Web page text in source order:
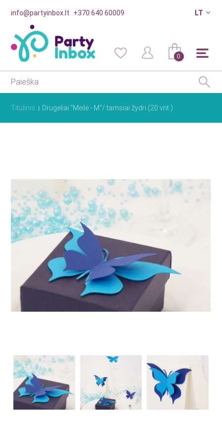
info@partyinbox.lt +370 640 60009 LT
0
Titulinis Drugeliai "Meilė - M"/ tamsiai žydri (20 vnt.)